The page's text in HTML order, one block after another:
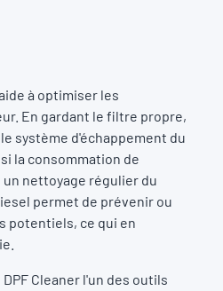
à optimiser les
En gardant le filtre propre,
système d'échappement du
la consommation de
nettoyage régulier du
permet de prévenir ou
potentiels, ce qui en
Cleaner l'un des outils